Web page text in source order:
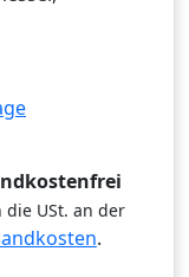
USt. an der
.